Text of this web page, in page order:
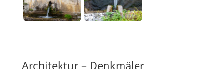
Architektur – Denkmäler